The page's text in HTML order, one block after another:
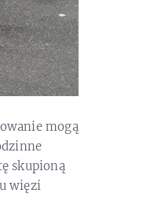
mogą
skupioną
więzi